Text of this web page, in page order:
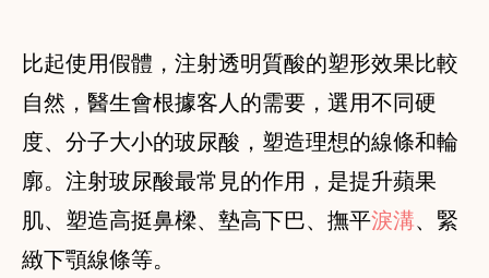
比起使用假體，注射透明質酸的塑形效果比較
自然，醫生會根據客人的需要，選用不同硬
度、分子大小的玻尿酸，塑造理想的線條和輪
廓。注射玻尿酸最常見的作用，是提升蘋果
肌、塑造高挺鼻樑、墊高下巴、撫平淚溝、緊